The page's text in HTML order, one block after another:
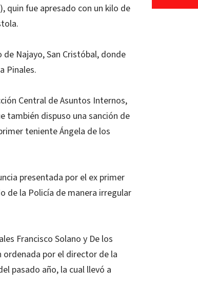
quin fue apresado con un kilo de
Najayo, San Cristóbal, donde
Pinales.
Central de Asuntos Internos,
también dispuso una sanción de
teniente Ángela de los
presentada por el ex primer
de la Policía de manera irregular
Francisco Solano y De los
por el director de la
pasado año, la cual llevó a